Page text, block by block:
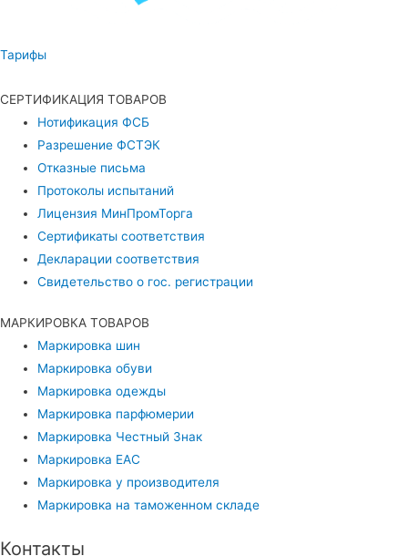
Тарифы
СЕРТИФИКАЦИЯ ТОВАРОВ
Нотификация ФСБ
Разрешение ФСТЭК
Отказные письма
Протоколы испытаний
Лицензия МинПромТорга
Сертификаты соответствия
Декларации соответствия
Свидетельство о гос. регистрации
МАРКИРОВКА ТОВАРОВ
Маркировка шин
Маркировка обуви
Маркировка одежды
Маркировка парфюмерии
Маркировка Честный Знак
Маркировка EAC
Маркировка у производителя
Маркировка на таможенном складе
Контакты